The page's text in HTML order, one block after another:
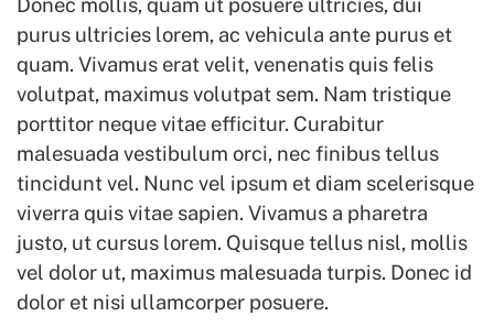
purus ultricies lorem, ac vehicula ante purus et
quam. Vivamus erat velit, venenatis quis felis
volutpat, maximus volutpat sem. Nam tristique
porttitor neque vitae efficitur. Curabitur
malesuada vestibulum orci, nec finibus tellus
tincidunt vel. Nunc vel ipsum et diam scelerisque
viverra quis vitae sapien. Vivamus a pharetra
justo, ut cursus lorem. Quisque tellus nisl, mollis
vel dolor ut, maximus malesuada turpis. Donec id
dolor et nisi ullamcorper posuere.